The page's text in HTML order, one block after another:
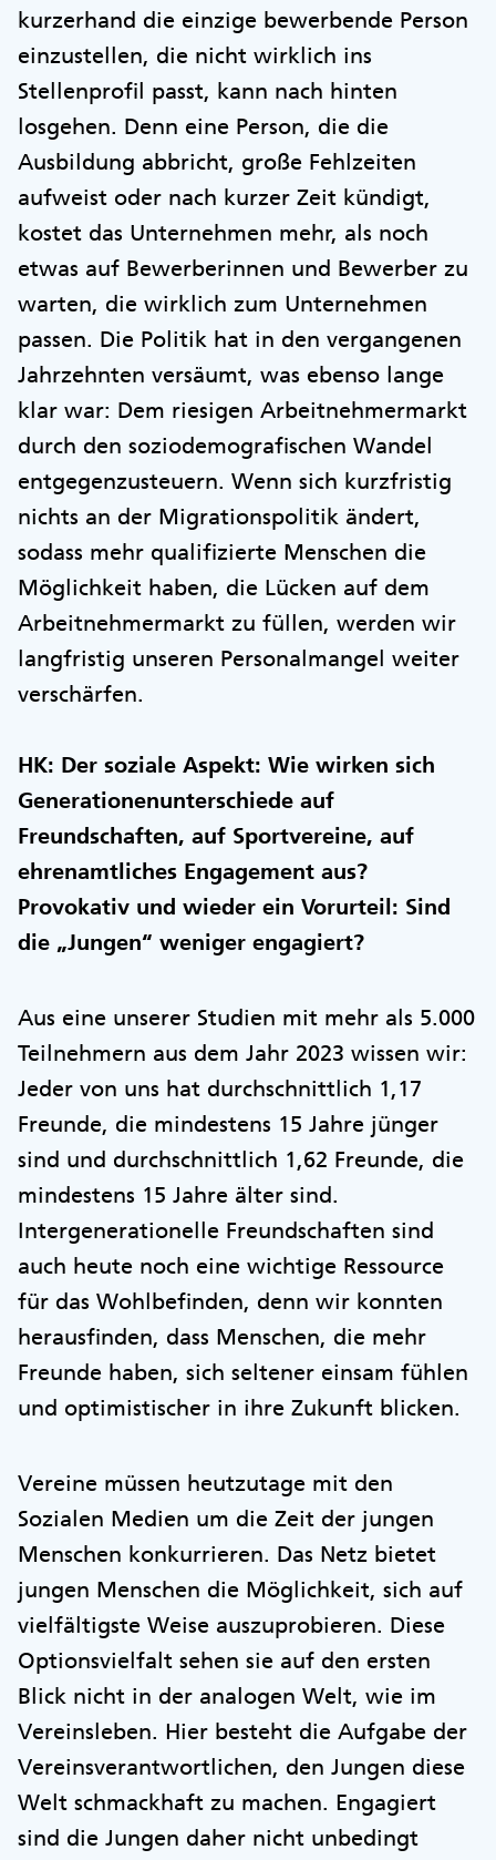
kurzerhand die einzige bewerbende Person
einzustellen, die nicht wirklich ins
Stellenprofil passt, kann nach hinten
losgehen. Denn eine Person, die die
Ausbildung abbricht, große Fehlzeiten
aufweist oder nach kurzer Zeit kündigt,
kostet das Unternehmen mehr, als noch
etwas auf Bewerberinnen und Bewerber zu
warten, die wirklich zum Unternehmen
passen. Die Politik hat in den vergangenen
Jahrzehnten versäumt, was ebenso lange
klar war: Dem riesigen Arbeitnehmermarkt
durch den soziodemografischen Wandel
entgegenzusteuern. Wenn sich kurzfristig
nichts an der Migrationspolitik ändert,
sodass mehr qualifizierte Menschen die
Möglichkeit haben, die Lücken auf dem
Arbeitnehmermarkt zu füllen, werden wir
langfristig unseren Personalmangel weiter
verschärfen.
HK: Der soziale Aspekt: Wie wirken sich
Generationenunterschiede auf
Freundschaften, auf Sportvereine, auf
ehrenamtliches Engagement aus?
Provokativ und wieder ein Vorurteil: Sind
die „Jungen“ weniger engagiert?
Aus eine unserer Studien mit mehr als 5.000
Teilnehmern aus dem Jahr 2023 wissen wir:
Jeder von uns hat durchschnittlich 1,17
Freunde, die mindestens 15 Jahre jünger
sind und durchschnittlich 1,62 Freunde, die
mindestens 15 Jahre älter sind.
Intergenerationelle Freundschaften sind
auch heute noch eine wichtige Ressource
für das Wohlbefinden, denn wir konnten
herausfinden, dass Menschen, die mehr
Freunde haben, sich seltener einsam fühlen
und optimistischer in ihre Zukunft blicken.
Vereine müssen heutzutage mit den
Sozialen Medien um die Zeit der jungen
Menschen konkurrieren. Das Netz bietet
jungen Menschen die Möglichkeit, sich auf
vielfältigste Weise auszuprobieren. Diese
Optionsvielfalt sehen sie auf den ersten
Blick nicht in der analogen Welt, wie im
Vereinsleben. Hier besteht die Aufgabe der
Vereinsverantwortlichen, den Jungen diese
Welt schmackhaft zu machen. Engagiert
sind die Jungen daher nicht unbedingt